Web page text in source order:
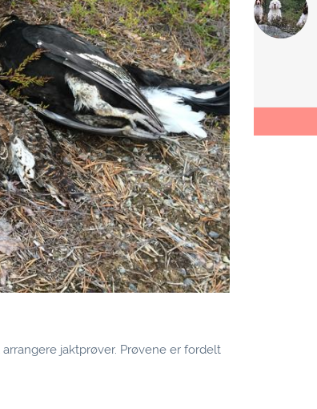
jaktprøver. Prøvene er fordelt